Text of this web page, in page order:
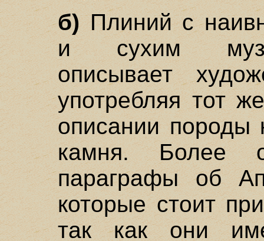
б)Плиний с
и сухим
описывает
употребляя тот
описании породы
камня. Более
параграфы об
которые стоит
так как они